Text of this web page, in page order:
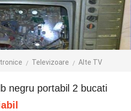
Televizoare Alte TV
negru portabil 2 bucati